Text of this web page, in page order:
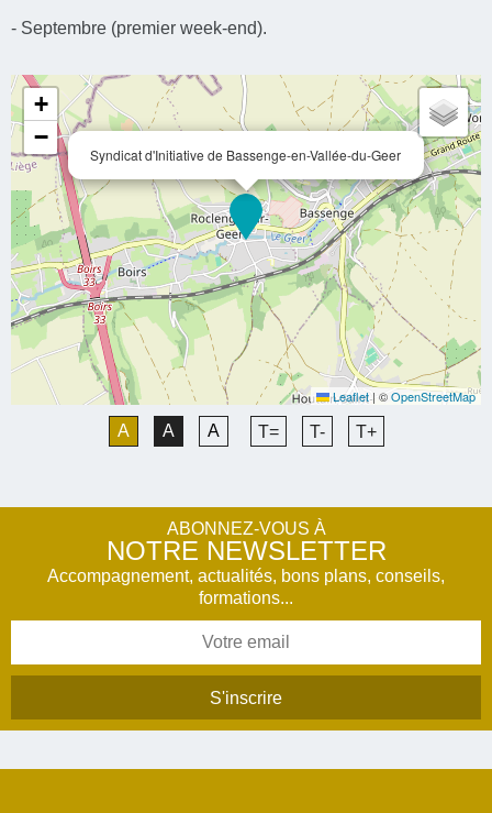
- Septembre (premier week-end).
Syndicat d'Initiative de Bassenge-en-Vallée-du-Geer
+
−
Leaflet| ©OpenStreetMap
A A A T= T- T+
ABONNEZ-VOUS À
NOTRE NEWSLETTER
Accompagnement, actualités, bons plans, conseils,
formations...